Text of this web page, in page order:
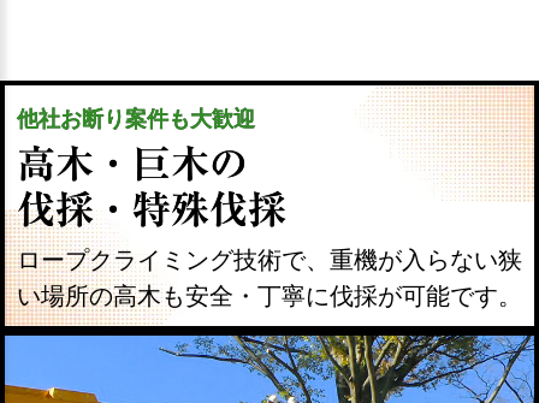
他社お断り案件も大歓迎
高木・巨木の
伐採・特殊伐採
ロープクライミング技術で、重機が入らない狭
い場所の高木も安全・丁寧に伐採が可能です。